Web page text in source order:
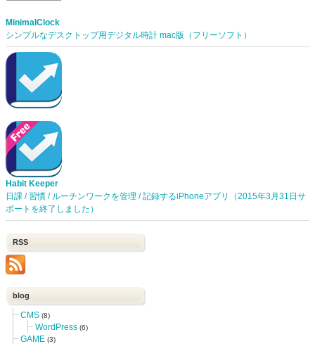
MinimalClock
シンプルなデスクトップ用デジタル時計 mac版（フリーソフト）
Habit Keeper
日課 / 習慣 / ルーチンワークを管理 / 記録するiPhoneアプリ（2015年3月31日サ
ポートを終了しました）
RSS
blog
CMS (8)
WordPress (6)
GAME (3)